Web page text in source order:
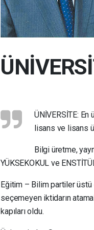
ÜNİVERSİTE:
lisans ve lisans
Bilgi üretme,
YÜKSEKOKUL ve
Eğitim – Bilim partiler üstü
seçemeyen iktidarın
kapıları oldu.